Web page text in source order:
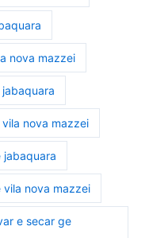
nova mazzei
nova mazzei
jabaquara
nova mazzei
e secar ge